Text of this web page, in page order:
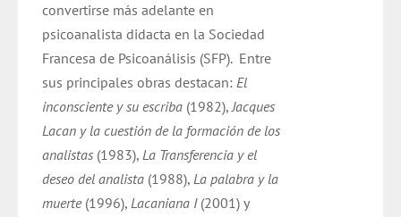
convertirse más adelante en
psicoanalista didacta en la Sociedad
Francesa de Psicoanálisis (SFP). Entre
sus principales obras destacan:El
inconsciente y su escriba (1982),Jacques
Lacan y la cuestión de la formación de los
analistas (1983),La Transferencia y el
deseo del analista (1988),La palabra y la
muerte (1996),Lacaniana I (2001) y